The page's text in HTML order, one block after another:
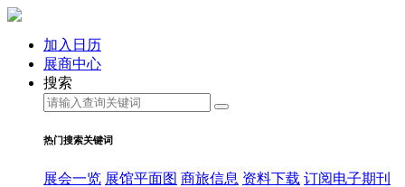
加入日历
展商中心
搜索
热门搜索关键词
展会一览 展馆平面图 商旅信息 资料下载 订阅电子期刊